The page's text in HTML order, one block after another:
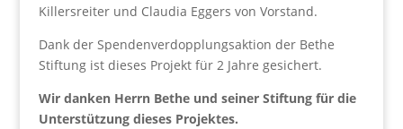
Killersreiter und Claudia Eggers von Vorstand.
Dank der Spendenverdopplungsaktion der Bethe
Stiftung ist dieses Projekt für 2 Jahre gesichert.
Wir danken Herrn Bethe und seiner Stiftung für die
Unterstützung dieses Projektes.